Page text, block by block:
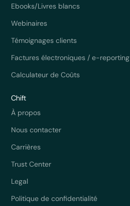
Ebooks/Livres blancs
Webinaires
Témoignages clients
Factures électroniques / e-reporting
Calculateur de Coûts
Chift
À propos
Nous contacter
Carrières
Trust Center
Legal
Politique de confidentialité